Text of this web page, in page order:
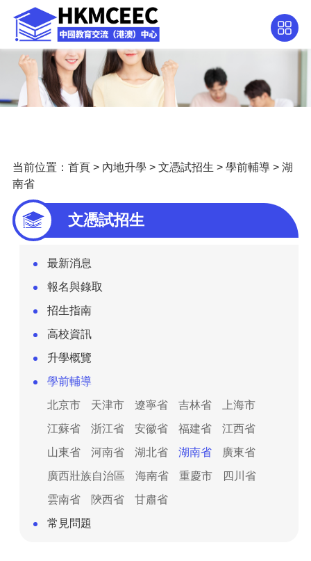
当前位置： 首頁> 內地升學 > 文憑試招生 > 學前輔導> 湖
南省
文憑試招生
最新消息
報名與錄取
招生指南
高校資訊
升學概覽
學前輔導
北京市
天津市 遼寧省 吉林省
上海市
江蘇省
浙江省 安徽省 福建省
江西省
山東省
河南省 湖北省 湖南省
廣東省
廣西壯族自治區
海南省 重慶市
四川省
雲南省
陝西省
甘肅省
常見問題